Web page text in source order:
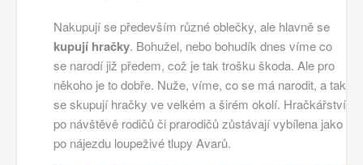
Nakupují se především různé oblečky, ale hlavně se
kupují hračky. Bohužel, nebo bohudík dnes víme co
se narodí již předem, což je tak trošku škoda. Ale pro
někoho je to dobře. Nuže, víme, co se má narodit, a tak
se skupují hračky ve velkém a širém okolí. Hračkářství
po návštěvě rodičů či prarodičů zůstávají vybílena jako
po nájezdu loupeživé tlupy Avarů.